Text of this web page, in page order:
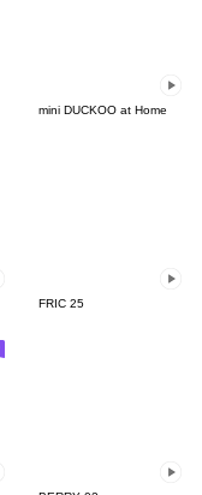
mini DUCKOO at Home
FRIC 25